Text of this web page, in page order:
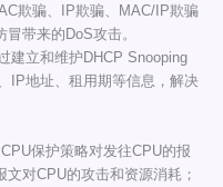
欺骗、IP欺骗、MAC/IP欺骗
带来的DoS攻击。
建立和维护DHCP Snooping
IP地址、租用期等信息，解决
保护策略对发往CPU的报
对CPU的攻击和资源消耗；